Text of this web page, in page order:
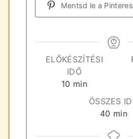
Mentsd le a
ELŐKÉSZÍTÉSI
IDŐ
10 perc
min
ÖSSZES
40 perc
min